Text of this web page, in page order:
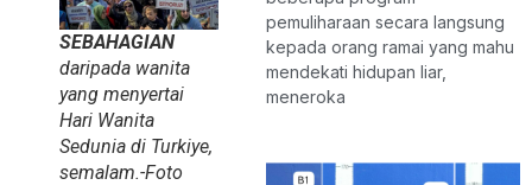
SEBAHAGIAN
daripada wanita
yang menyertai
Hari Wanita
Sedunia di Turkiye,
semalam.-Foto
pemuliharaan secara langsung
kepada orang ramai yang mahu
mendekati hidupan liar,
meneroka